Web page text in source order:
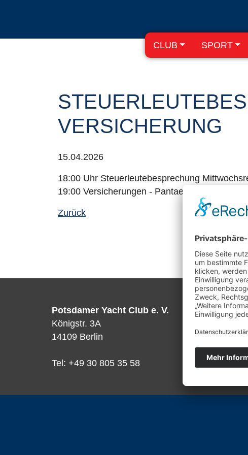
CLUB SPORT
VERSICHERUNG
15.04.2026
18:00 Uhr Steuerleutebesprechung
19:00 Versicherungen - Pantaenius
Zurück
Potsdamer Yacht Club e. V.
Königstr. 3A
14109 Berlin
Tel: +49 30 805 35 58